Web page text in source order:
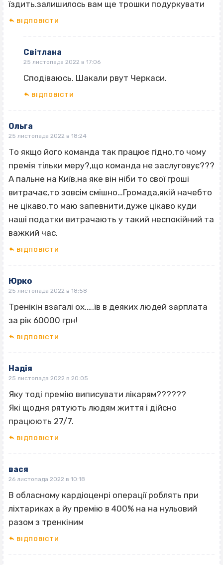
їздить.залишилось вам ще трошки подуркувати
ВІДПОВІCТИ
Світлана
25 листопада 2022 в 17:06
Сподіваюсь. Шакали рвут Черкаси.
ВІДПОВІCТИ
Ольга
25 листопада 2022 в 18:24
То якщо його команда так працює гідно,то чому
премія тільки меру?,що команда не заслуговує???
А пальне на Київ,на яке він ніби то свої гроші
витрачає,то зовсім смішно…Громада,якій начебто
не цікаво,то маю запевнити,дуже цікаво куди
наші податки витрачають у такий неспокійний та
важкий час.
ВІДПОВІCТИ
Юрко
25 листопада 2022 в 18:58
Тренікін взагалі ох.….їв в деяких людей зарплата
за рік 60000 грн!
ВІДПОВІCТИ
Надія
25 листопада 2022 в 20:05
Яку тоді премію виписувати лікарям??????
Які щодня рятують людям життя і дійсно
працюють 27/7.
ВІДПОВІCТИ
вася
26 листопада 2022 в 10:18
В обласному кардіоценрі операції роблять при
ліхтариках а йу премію в 400% на на нульовий
разом з тренкіним
ВІДПОВІCТИ